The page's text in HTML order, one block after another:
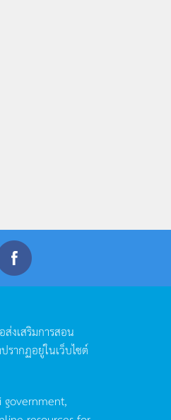
ส่งเสริมการสอน
ากฏอยู่ในเว็บไซต์
government,